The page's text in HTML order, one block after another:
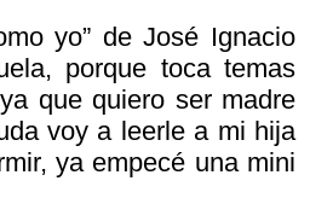
yo” de José Ignacio
porque toca temas
que quiero ser madre
voy a leerle a mi hija
ya empecé una mini